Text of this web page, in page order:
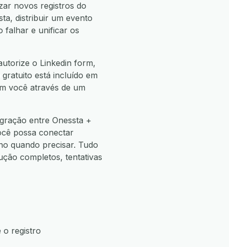
novos registros do
distribuir um evento
falhar e unificar os
o Linkedin form,
está incluído em
você através de um
entre Onessta +
possa conectar
quando precisar. Tudo
completos, tentativas
o registro